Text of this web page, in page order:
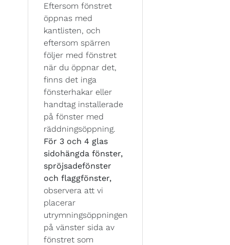
Eftersom fönstret
öppnas med
kantlisten, och
eftersom spärren
följer med fönstret
när du öppnar det,
finns det inga
fönsterhakar eller
handtag installerade
på fönster med
räddningsöppning.
För 3 och 4 glas
sidohängda fönster,
spröjsadefönster
och flaggfönster,
observera att vi
placerar
utrymningsöppningen
på vänster sida av
fönstret som